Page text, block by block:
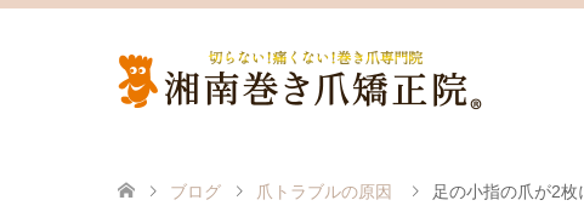
ブログ 爪トラブルの原因 足の小指の爪が2